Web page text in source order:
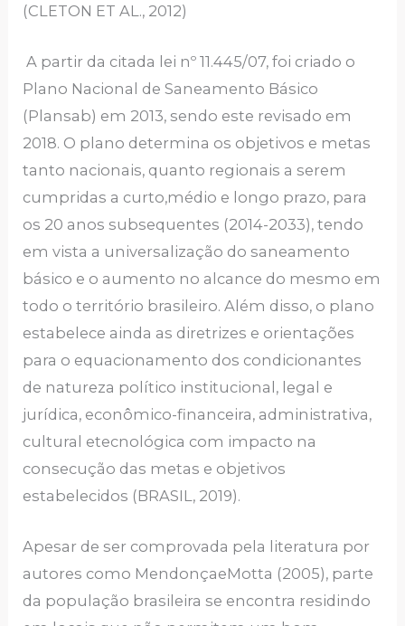
(CLETON ET AL., 2012)
A partir da citada lei nº 11.445/07, foi criado o
Plano Nacional de Saneamento Básico
(Plansab) em 2013, sendo este revisado em
2018. O plano determina os objetivos e metas
tanto nacionais, quanto regionais a serem
cumpridas a curto,médio e longo prazo, para
os 20 anos subsequentes (2014-2033), tendo
em vista a universalização do saneamento
básico e o aumento no alcance do mesmo em
todo o território brasileiro. Além disso, o plano
estabelece ainda as diretrizes e orientações
para o equacionamento dos condicionantes
de natureza político institucional, legal e
jurídica, econômico-financeira, administrativa,
cultural etecnológica com impacto na
consecução das metas e objetivos
estabelecidos (BRASIL, 2019).
Apesar de ser comprovada pela literatura por
autores como MendonçaeMotta (2005), parte
da população brasileira se encontra residindo